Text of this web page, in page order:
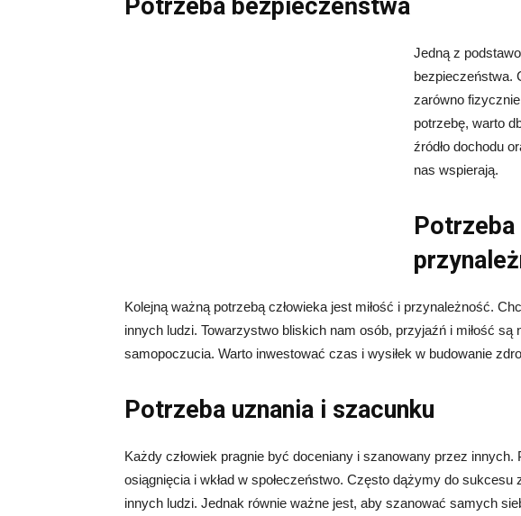
Potrzeba bezpieczeństwa
Jedną z
bezpieczeństwa.
zarówno
potrzebę, warto
źródło dochodu
nas wspierają.
Kolejną ważną potrzebą człowieka jest miłość i przynależność.
innych ludzi. Towarzystwo bliskich nam osób, przyjaźń i miłość są
samopoczucia. Warto inwestować czas i wysiłek w budowanie
Potrzeba uznania i szacunku
Każdy człowiek pragnie być doceniany i szanowany przez
osiągnięcia i wkład w społeczeństwo. Często dążymy do
innych ludzi. Jednak równie ważne jest, aby szanować samych